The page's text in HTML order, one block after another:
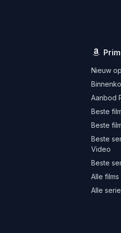
Nieuw
Aanbod
Beste
Beste
Beste
Video
Beste
Alle
Alle